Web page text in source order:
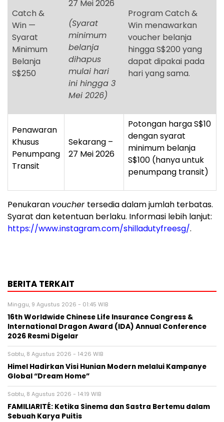
Catch &
Win —
Syarat
Minimum
Belanja
S$250
27 Mei 2026
(Syarat
minimum
belanja
dihapus
mulai hari
ini hingga 3
Mei 2026)
Program Catch &
Win menawarkan
voucher belanja
hingga S$200 yang
dapat dipakai pada
hari yang sama.
Penawaran
Khusus
Penumpang
Transit
Sekarang –
27 Mei 2026
Potongan harga S$10
dengan syarat
minimum belanja
S$100 (hanya untuk
penumpang transit)
Penukaran voucher tersedia dalam jumlah terbatas.
Syarat dan ketentuan berlaku. Informasi lebih lanjut:
https://www.instagram.com/shilladutyfreesg/.
BERITA TERKAIT
Minggu, 9 Agustus 2026 - 01:45 WIB
16th Worldwide Chinese Life Insurance Congress &
International Dragon Award (IDA) Annual Conference
2026 Resmi Digelar
Sabtu, 8 Agustus 2026 - 14:26 WIB
Himel Hadirkan Visi Hunian Modern melalui Kampanye
Global “Dream Home”
Sabtu, 8 Agustus 2026 - 14:19 WIB
FAMILIARITÉ: Ketika Sinema dan Sastra Bertemu dalam
Sebuah Karya Puitis